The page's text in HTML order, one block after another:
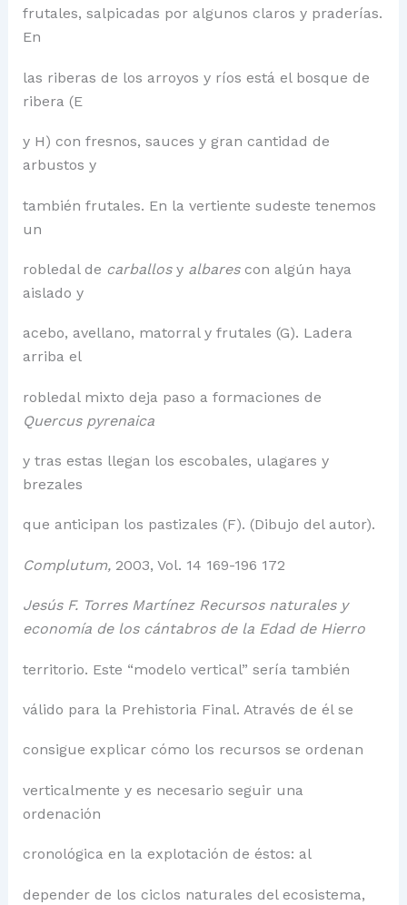
frutales, salpicadas por algunos claros y praderías.
En
las riberas de los arroyos y ríos está el bosque de
ribera (E
y H) con fresnos, sauces y gran cantidad de
arbustos y
también frutales. En la vertiente sudeste tenemos
un
robledal de carballos y albares con algún haya
aislado y
acebo, avellano, matorral y frutales (G). Ladera
arriba el
robledal mixto deja paso a formaciones de
Quercus pyrenaica
y tras estas llegan los escobales, ulagares y
brezales
que anticipan los pastizales (F). (Dibujo del autor).
Complutum, 2003, Vol. 14 169-196 172
Jesús F. Torres Martínez Recursos naturales y
economía de los cántabros de la Edad de Hierro
territorio. Este “modelo vertical” sería también
válido para la Prehistoria Final. Através de él se
consigue explicar cómo los recursos se ordenan
verticalmente y es necesario seguir una
ordenación
cronológica en la explotación de éstos: al
depender de los ciclos naturales del ecosistema,